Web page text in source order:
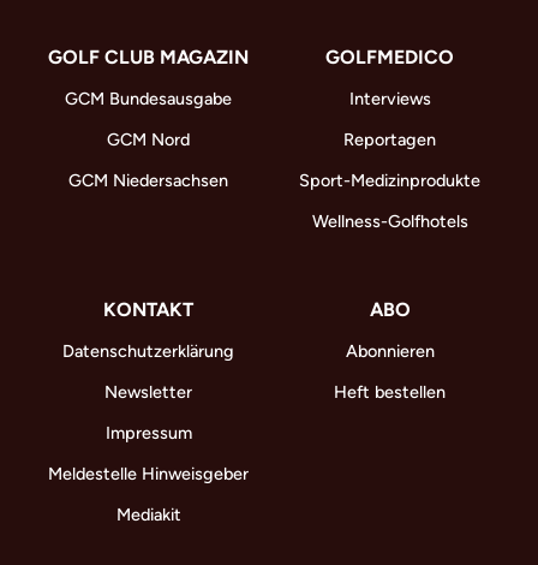
GOLF CLUB MAGAZIN
GCM Bundesausgabe
GCM Nord
GCM Niedersachsen
GOLFMEDICO
Interviews
Reportagen
Sport-Medizinprodukte
Wellness-Golfhotels
KONTAKT
Datenschutzerklärung
Newsletter
Impressum
Meldestelle Hinweisgeber
Mediakit
ABO
Abonnieren
Heft bestellen